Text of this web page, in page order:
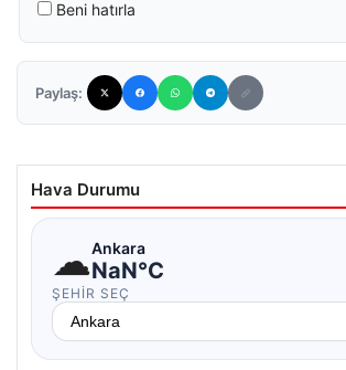
Beni hatırla
Paylaş:
Hava Durumu
☁Ankara
NaN°C
ŞEHIR SEÇ